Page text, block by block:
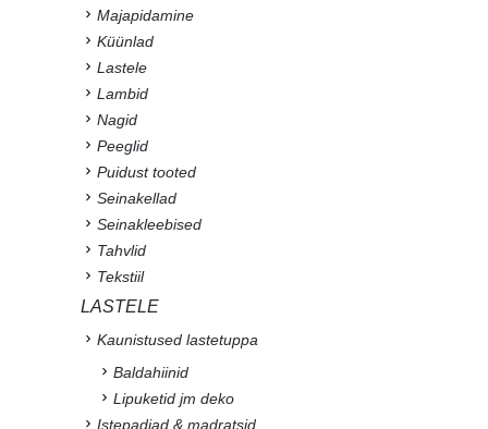
Majapidamine
Küünlad
Lastele
Lambid
Nagid
Peeglid
Puidust tooted
Seinakellad
Seinakleebised
Tahvlid
Tekstiil
LASTELE
Kaunistused lastetuppa
Baldahiinid
Lipuketid jm deko
Istepadjad & madratsid